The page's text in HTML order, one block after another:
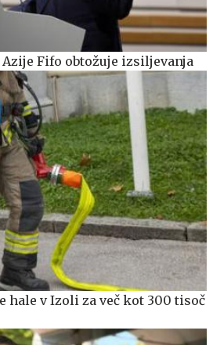
Fifo obtožuje izsiljevanja
hale v Izoli za več kot 300 tisoč